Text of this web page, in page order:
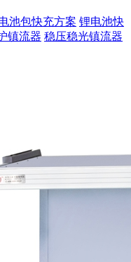
池包快充方案 锂电池快
镇流器 稳压稳光镇流器